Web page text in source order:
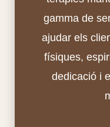
gamma de
ajudar els
físiques,
dedicació i